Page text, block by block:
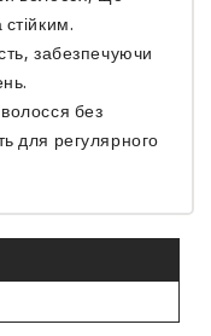
забезпечуючи
без
для регулярного